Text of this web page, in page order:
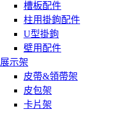
槽板配件
柱用掛鉤配件
U型掛鉤
壁用配件
展示架
皮帶&領帶架
皮包架
卡片架